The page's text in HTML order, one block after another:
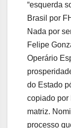
“esquerda
Brasil por
Nada por
Felipe
Operário
do Estado
copiado por
matriz.
processo